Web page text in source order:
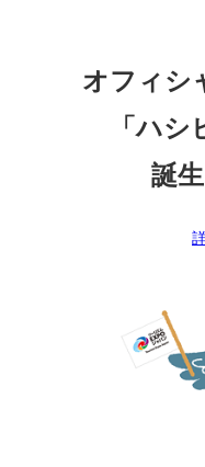
オフィシ
「ハ
誕